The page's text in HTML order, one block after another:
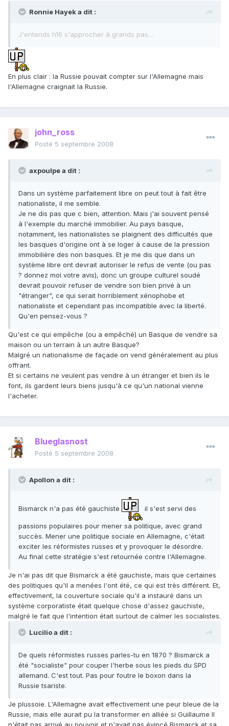
Ronnie Hayek a dit :
J'entends h16 s'approcher à grands pas…
En plus clair : la Russie pouvait compter sur l'Allemagne mais
l'Allemagne craignait la Russie.
john_ross
Posté 5 septembre 2008
axpoulpe a dit :
Dans un système parfaitement libre on peut tout à fait être
nationaliste, il me semble.
Je ne dis pas que c bien, attention. Mais j'ai souvent pensé
à l'exemple du marché immobilier. Au pays basque,
notamment, les nationalistes se plaignent des difficultés que
les basques d'origine ont à se loger à cause de la pression
immobilière des non basques. Et je me dis que dans un
système libre ont devrait autoriser le refus de vente (ou pas
? donnez moi votre avis), donc un groupe culturel soudé
devrait pouvoir refuser de vendre son bien privé à un
"étranger", ce qui serait horriblement xénophobe et
nationaliste et cependant pas incompatible avec la liberté.
Qu'en pensez-vous ?
Qu'est ce qui empêche (ou a empêché) un Basque de vendre sa
maison ou un terrain à un autre Basque?
Malgré un nationalisme de façade on vend généralement au plus
offrant.
Et si certains ne veulent pas vendre à un étranger et bien ils le
font, ils gardent leurs biens jusqu'à ce qu'un national vienne
l'acheter.
Blueglasnost
Posté 5 septembre 2008
Apollon a dit :
Bismarck n'a pas été gauchiste il s'est servi des
passions populaires pour mener sa politique, avec grand
succès. Mener une politique sociale en Allemagne, c'était
exciter les réformistes russes et y provoquer le désordre.
Au final cette stratégie s'est retournée contre l'Allemagne.
Je n'ai pas dit que Bismarck a été gauchiste, mais que certaines
des politiques qu'il a menées l'ont été, ce qui est très différent. Et,
effectivement, la couverture sociale qu'il a instauré dans un
système corporatiste était quelque chose d'assez gauchiste,
malgré le fait que l'intention était surtout de calmer les socialistes.
Lucilio a dit :
De quels réformistes russes parles-tu en 1870 ? Bismarck a
été "socialiste" pour couper l'herbe sous les pieds du SPD
allemand. C'est tout. Pas pour foutre le boxon dans la
Russie tsariste.
Je plussoie. L'Allemagne avait effectivement une peur bleue de la
Russie, mais elle aurait pu la transformer en alliée si Guillaume II